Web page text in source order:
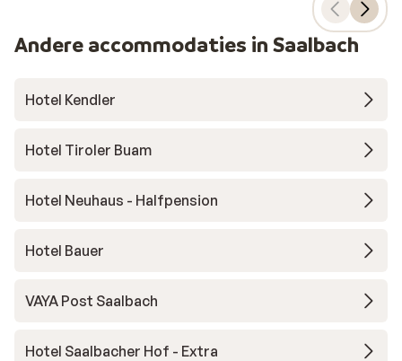
Andere accommodaties in Saalbach
Hotel Kendler
Hotel Tiroler Buam
Hotel Neuhaus - Halfpension
Hotel Bauer
VAYA Post Saalbach
Hotel Saalbacher Hof - Extra